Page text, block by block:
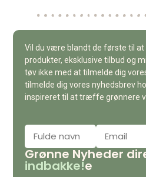
Vil du være blandt de første til
produkter, eksklusive tilbud og
tøv ikke med at tilmelde dig
tilmelde dig vores nyhedsbrev
inspireret til at træffe grønnere
Grønne Nyheder
indbakke!e